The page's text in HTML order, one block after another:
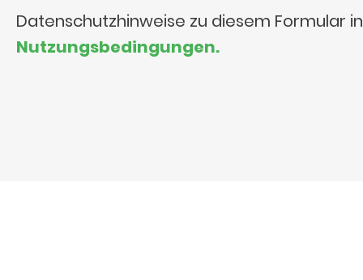
Datenschutzhinweise zu diesem Formular
Nutzungsbedingungen.